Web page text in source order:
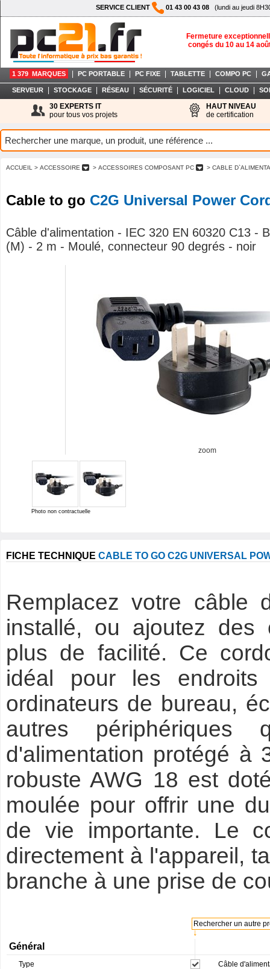
SERVICE CLIENT 01 43 00 43 08 (lundi au jeudi
Fermeture
congés du 10 au 14
1 379 MARQUES PC PORTABLE PC FIXE TABLETTE COMPO PC
SERVEUR STOCKAGE RÉSEAU SÉCURITÉ LOGICIEL CLOUD
30 EXPERTS IT
pour tous vos projets
HAUT NIVEAU
de certification
ACCUEIL > ACCESSOIRE > ACCESSOIRES COMPOSANT PC > CABLE
Cable to go C2G Universal Power
Câble d'alimentation - IEC 320 EN 60320 C13 -
(M) - 2 m - Moulé, connecteur 90 degrés - noir
zoom
Photo non contractuelle
FICHE TECHNIQUE CABLE TO GO C2G UNIVERSAL
Remplacez votre câble
installé, ou ajoutez des
plus de facilité. Ce
idéal pour les
ordinateurs de bureau,
autres périphériques
d'alimentation protégé à
robuste AWG 18 est
moulée pour offrir une
de vie importante. Le
directement à l'appareil,
branche à une prise de
↓
Rechercher un autre
Général
Type Câble